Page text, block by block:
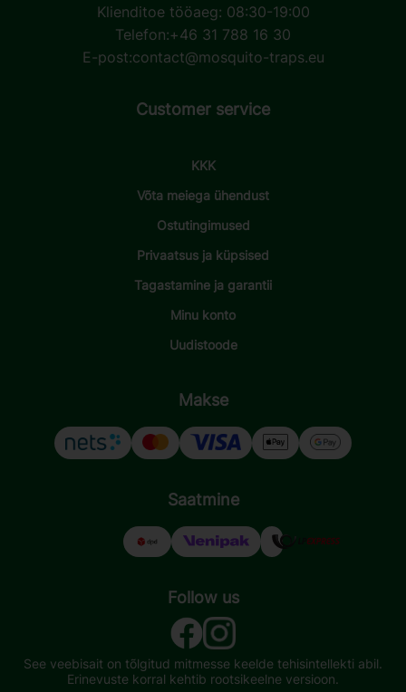
Klienditoe tööaeg: 08:30-19:00
Telefon:+46 31 788 16 30
E-post:contact@mosquito-traps.eu
Customer service
KKK
Võta meiega ühendust
Ostutingimused
Privaatsus ja küpsised
Tagastamine ja garantii
Minu konto
Uudistoode
Makse
Saatmine
Follow us
See veebisait on tõlgitud mitmesse keelde tehisintellekti abil.
Erinevuste korral kehtib rootsikeelne versioon.